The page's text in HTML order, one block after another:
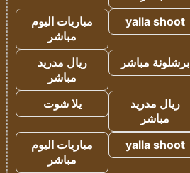
yalla shoot
مباريات اليوم
مباشر
برشلونة مباشر
ريال مدريد
مباشر
ريال مدريد
مباشر
يلا شوت
yalla shoot
مباريات اليوم
مباشر